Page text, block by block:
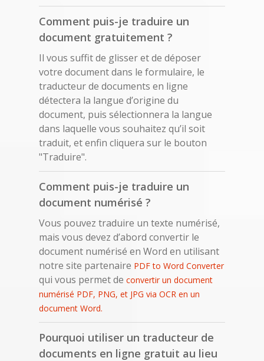
Comment puis-je traduire un
document gratuitement ?
Il vous suffit de glisser et de déposer
votre document dans le formulaire, le
traducteur de documents en ligne
détectera la langue d’origine du
document, puis sélectionnera la langue
dans laquelle vous souhaitez qu’il soit
traduit, et enfin cliquera sur le bouton
"Traduire".
Comment puis-je traduire un
document numérisé ?
Vous pouvez traduire un texte numérisé,
mais vous devez d’abord convertir le
document numérisé en Word en utilisant
notre site partenaire PDF to Word Converter
qui vous permet de convertir un document
numérisé PDF, PNG, et JPG via OCR en un
document Word.
Pourquoi utiliser un traducteur de
documents en ligne gratuit au lieu